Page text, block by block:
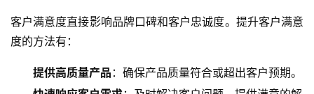
客户满意度直接影响品牌口碑和客户忠诚度。提升客户满意
度的方法有：
提供高质量产品 ：确保产品质量符合或超出客户预期。